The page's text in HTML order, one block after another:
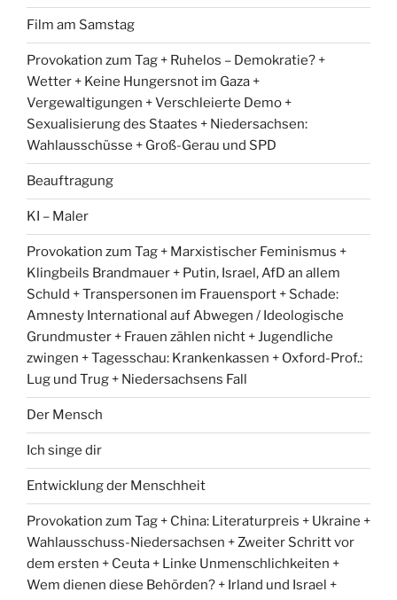
Film am Samstag
Provokation zum Tag + Ruhelos – Demokratie? +
Wetter + Keine Hungersnot im Gaza +
Vergewaltigungen + Verschleierte Demo +
Sexualisierung des Staates + Niedersachsen:
Wahlausschüsse + Groß-Gerau und SPD
Beauftragung
KI – Maler
Provokation zum Tag + Marxistischer Feminismus +
Klingbeils Brandmauer + Putin, Israel, AfD an allem
Schuld + Transpersonen im Frauensport + Schade:
Amnesty International auf Abwegen / Ideologische
Grundmuster + Frauen zählen nicht + Jugendliche
zwingen + Tagesschau: Krankenkassen + Oxford-Prof.:
Lug und Trug + Niedersachsens Fall
Der Mensch
Ich singe dir
Entwicklung der Menschheit
Provokation zum Tag + China: Literaturpreis + Ukraine +
Wahlausschuss-Niedersachsen + Zweiter Schritt vor
dem ersten + Ceuta + Linke Unmenschlichkeiten +
Wem dienen diese Behörden? + Irland und Israel +